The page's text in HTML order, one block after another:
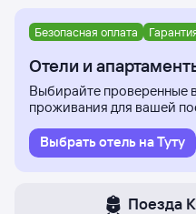
Безопасная оплата
Отели и
Выбирайте проверенные
проживания для вашей
Выбрать отель на Туту
Поезда